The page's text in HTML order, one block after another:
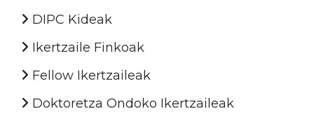
DIPC Kideak
Ikertzaile Finkoak
Fellow Ikertzaileak
Doktoretza Ondoko Ikertzaileak